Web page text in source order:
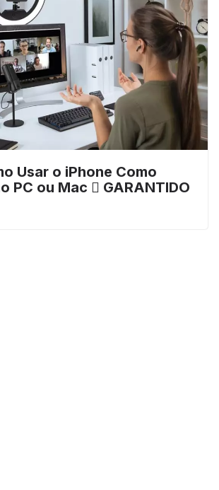
Usar o iPhone Como
PC ou Mac  GARANTIDO